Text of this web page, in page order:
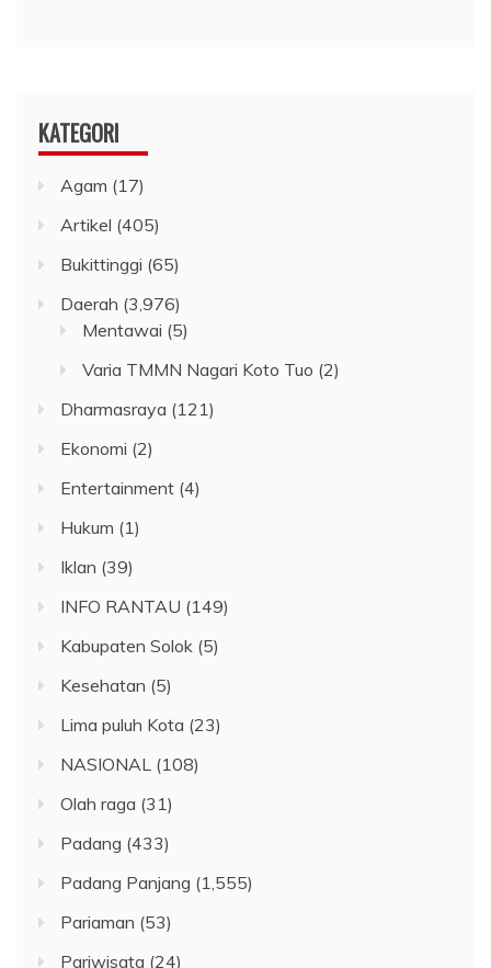
KATEGORI
Agam (17)
Artikel (405)
Bukittinggi (65)
Daerah (3,976)
Mentawai (5)
Varia TMMN Nagari Koto Tuo (2)
Dharmasraya (121)
Ekonomi (2)
Entertainment (4)
Hukum (1)
Iklan (39)
INFO RANTAU (149)
Kabupaten Solok (5)
Kesehatan (5)
Lima puluh Kota (23)
NASIONAL (108)
Olah raga (31)
Padang (433)
Padang Panjang (1,555)
Pariaman (53)
Pariwisata (24)